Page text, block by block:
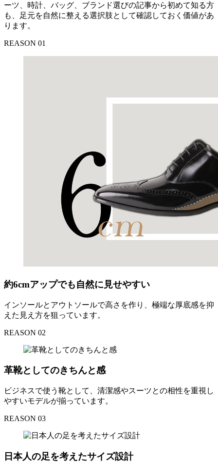
ーツ、時計、バッグ、ブランド選びの記事から初めて知る方
も、足元を自然に整える選択肢として確認しておく価値があ
ります。
REASON 01
約6cmアップでも自然に見せやすい
インソールとアウトソールで高さを作り、極端な厚底感を抑
えた見え方を狙っています。
REASON 02
革靴としてのきちんと感
ビジネスで使う靴として、清潔感やスーツとの相性を重視し
やすいモデルが揃っています。
REASON 03
日本人の足を考えたサイズ設計